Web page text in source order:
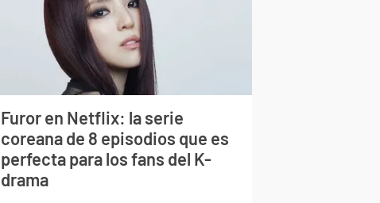
Furor en Netflix: la serie
coreana de 8 episodios que es
perfecta para los fans del K-
drama